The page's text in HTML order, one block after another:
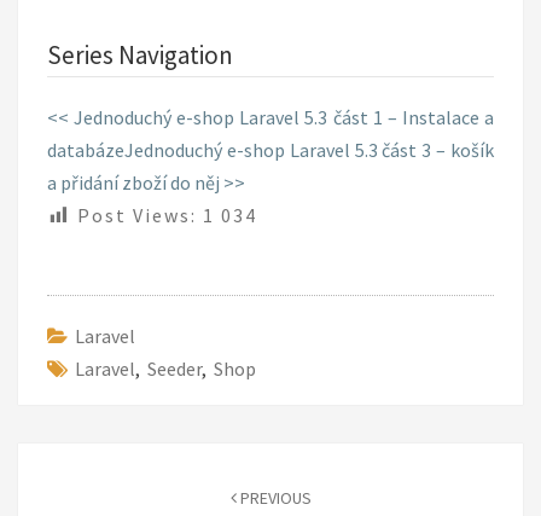
Series Navigation
<< Jednoduchý e-shop Laravel 5.3 část 1 – Instalace a
databázeJednoduchý e-shop Laravel 5.3 část 3 – košík
a přidání zboží do něj >>
Post Views: 1 034
Laravel
Laravel, Seeder, Shop
PREVIOUS